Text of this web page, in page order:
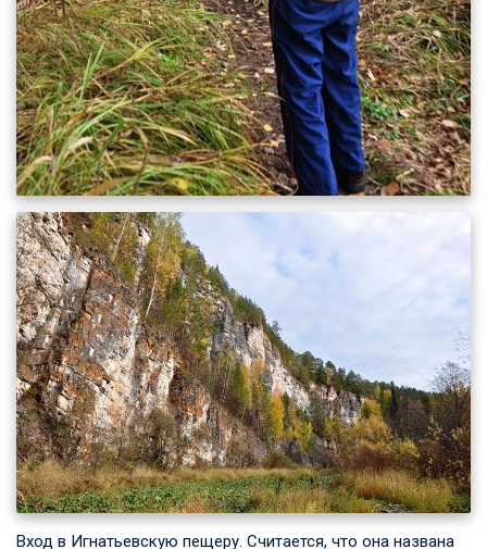
Вход в Игнатьевскую пещеру. Считается, что она названа